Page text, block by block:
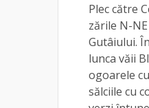
Plec către
zările N-
Gutâiului.
lunca văii
ogoarele
sălciile cu